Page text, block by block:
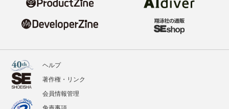
ヘルプ
著作権・リンク
会員情報管理
免責事項